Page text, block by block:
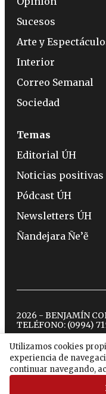
Utilizamos cookies
experiencia de
continuar navegando,
Sucesos
Arte y
Interior
Correo Semanal
Sociedad
Temas
Editorial ÚH
Noticias positivas
Pódcast ÚH
Newsletters ÚH
Ñandejara Ñe’ẽ
2026 - BENJAMÍN
TELÉFONO: (0994)
twitter